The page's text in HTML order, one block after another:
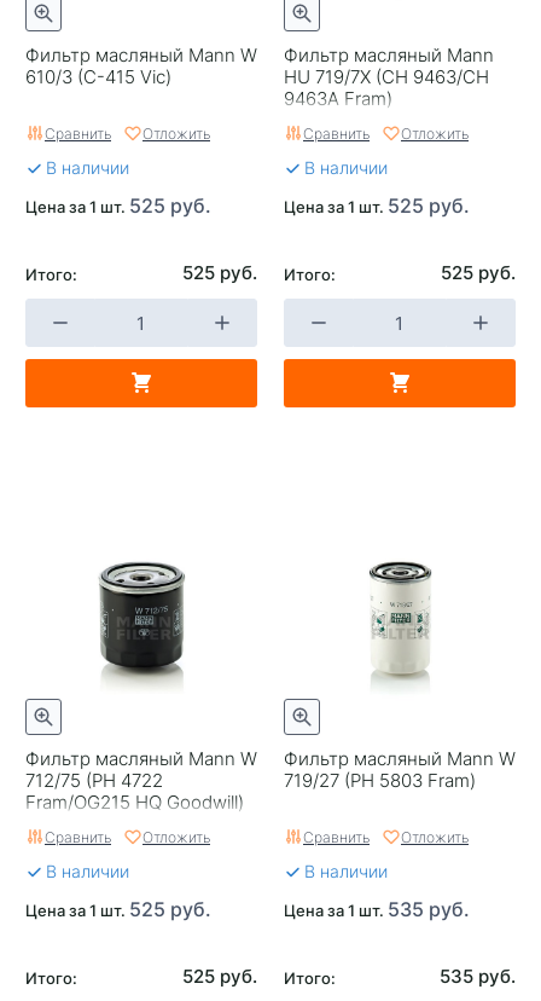
Фильтр масляный Mann W
610/3 (C-415 Vic)
Сравнить Отложить
В наличии
Цена за 1 шт. 525 руб.
Итого: 525 руб.
Фильтр масляный Mann
HU 719/7X (CH 9463/CH
9463A Fram)
Сравнить Отложить
В наличии
Цена за 1 шт. 525 руб.
Итого: 525 руб.
Фильтр масляный Mann W
712/75 (PH 4722
Fram/OG215 HQ Goodwill)
Сравнить Отложить
В наличии
Цена за 1 шт. 525 руб.
Итого: 525 руб.
Фильтр масляный Mann W
719/27 (PH 5803 Fram)
Сравнить Отложить
В наличии
Цена за 1 шт. 535 руб.
Итого: 535 руб.